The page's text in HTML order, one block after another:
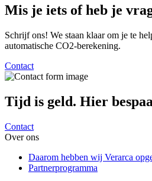
Mis je iets of heb je
Schrijf ons! We staan klaar om je te
automatische CO2-berekening.
Contact
Tijd is geld. Hier
Contact
Over ons
Daarom hebben wij Verarca
Partnerprogramma